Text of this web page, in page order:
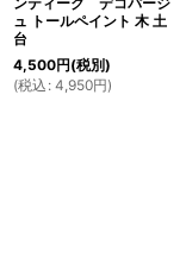
ュ トールペイント 木 土
台
4,500円(税別)
(税込 : 4,950円)